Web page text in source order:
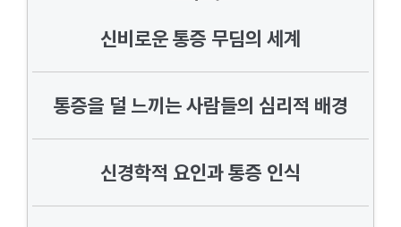
신비로운 통증 무딤의 세계
통증을 덜 느끼는 사람들의 심리적 배경
신경학적 요인과 통증 인식